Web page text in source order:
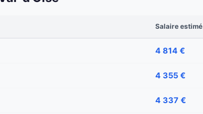
Salaire estimé
4 814 €
4 355 €
4 337 €